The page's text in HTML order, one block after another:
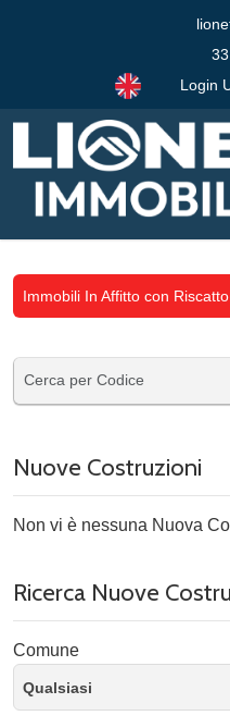
Login
Immobili In Affitto con Riscatto
Nuove Costruzioni
Non vi è nessuna Nuova
Ricerca Nuove
Comune
Qualsiasi